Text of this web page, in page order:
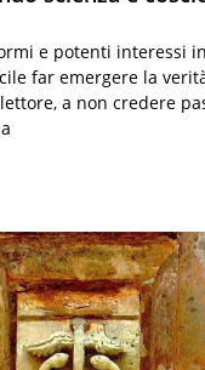
e potenti interessi
far emergere la
a non credere